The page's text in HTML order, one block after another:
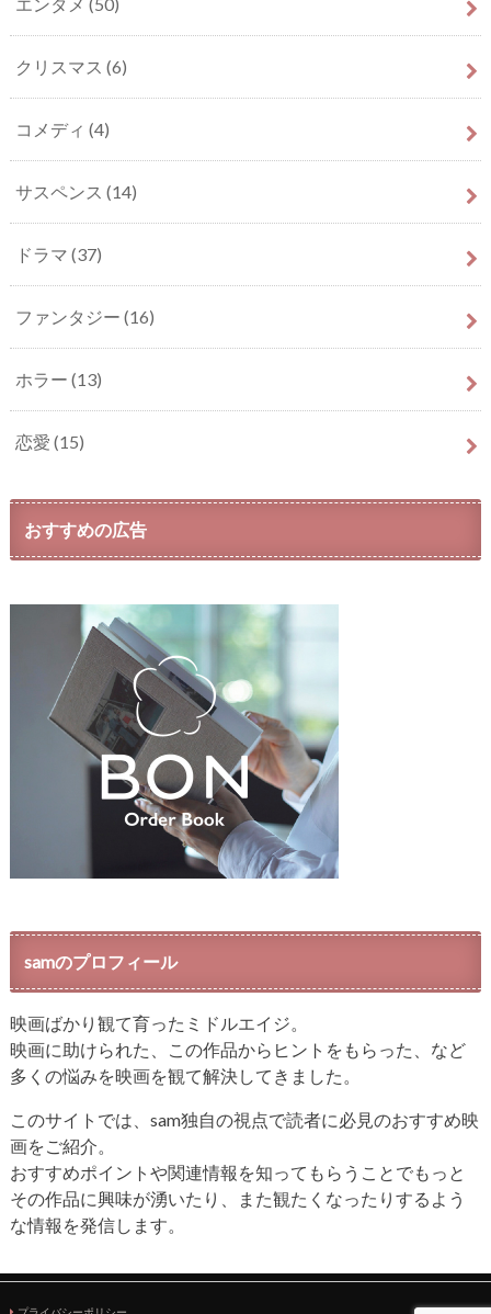
クリスマス (6)
コメディ (4)
サスペンス (14)
ドラマ (37)
ファンタジー (16)
ホラー (13)
恋愛 (15)
おすすめの広告
samのプロフィール
映画ばかり観て育ったミドルエイジ。
映画に助けられた、この作品からヒントをもらった、など
多くの悩みを映画を観て解決してきました。
このサイトでは、sam独自の視点で読者に必見のおすすめ映
画をご紹介。
おすすめポイントや関連情報を知ってもらうことでもっと
その作品に興味が湧いたり、また観たくなったりするよう
な情報を発信します。